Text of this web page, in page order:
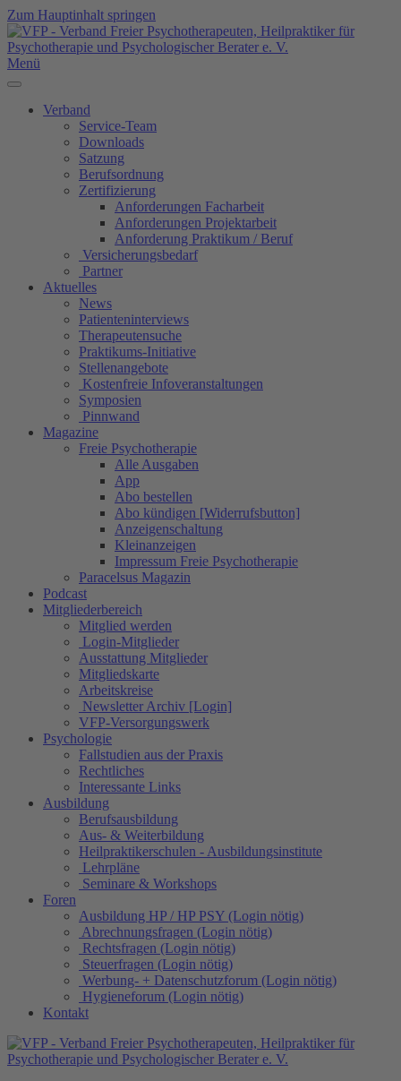
Zum Hauptinhalt springen
Menü
Verband
Service-Team
Downloads
Satzung
Berufsordnung
Zertifizierung
Anforderungen Facharbeit
Anforderungen Projektarbeit
Anforderung Praktikum / Beruf
Versicherungsbedarf
Partner
Aktuelles
News
Patienteninterviews
Therapeutensuche
Praktikums-Initiative
Stellenangebote
Kostenfreie Infoveranstaltungen
Symposien
Pinnwand
Magazine
Freie Psychotherapie
Alle Ausgaben
App
Abo bestellen
Abo kündigen [Widerrufsbutton]
Anzeigenschaltung
Kleinanzeigen
Impressum Freie Psychotherapie
Paracelsus Magazin
Podcast
Mitgliederbereich
Mitglied werden
Login-Mitglieder
Ausstattung Mitglieder
Mitgliedskarte
Arbeitskreise
Newsletter Archiv [Login]
VFP-Versorgungswerk
Psychologie
Fallstudien aus der Praxis
Rechtliches
Interessante Links
Ausbildung
Berufsausbildung
Aus- & Weiterbildung
Heilpraktikerschulen - Ausbildungsinstitute
Lehrpläne
Seminare & Workshops
Foren
Ausbildung HP / HP PSY (Login nötig)
Abrechnungsfragen (Login nötig)
Rechtsfragen (Login nötig)
Steuerfragen (Login nötig)
Werbung- + Datenschutzforum (Login nötig)
Hygieneforum (Login nötig)
Kontakt